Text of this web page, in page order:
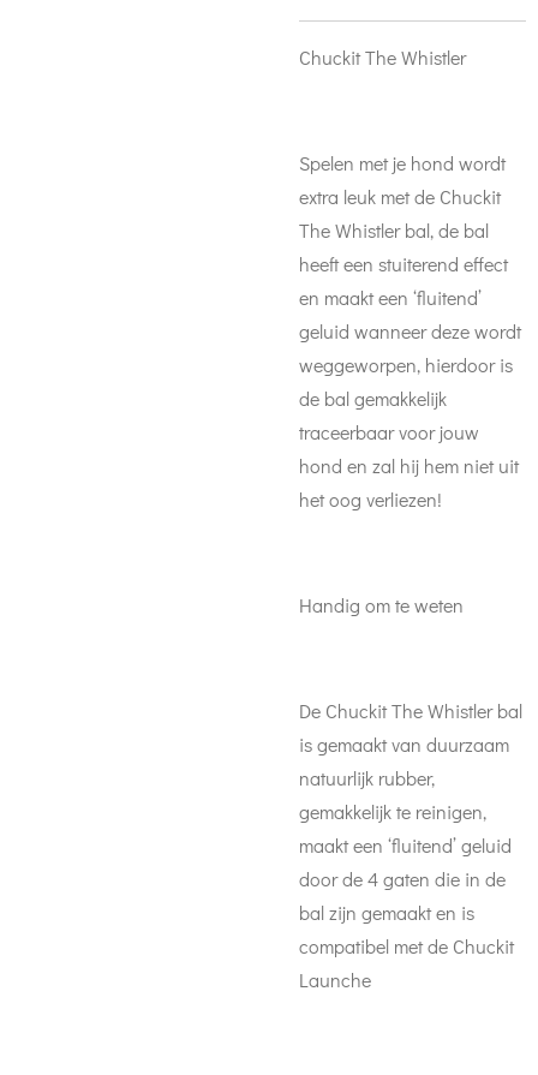
Chuckit The Whistler
Spelen met je hond wordt
extra leuk met de Chuckit
The Whistler bal, de bal
heeft een stuiterend effect
en maakt een ‘fluitend’
geluid wanneer deze wordt
weggeworpen, hierdoor is
de bal gemakkelijk
traceerbaar voor jouw
hond en zal hij hem niet uit
het oog verliezen!
Handig om te weten
De Chuckit The Whistler bal
is gemaakt van duurzaam
natuurlijk rubber,
gemakkelijk te reinigen,
maakt een ‘fluitend’ geluid
door de 4 gaten die in de
bal zijn gemaakt en is
compatibel met de Chuckit
Launche